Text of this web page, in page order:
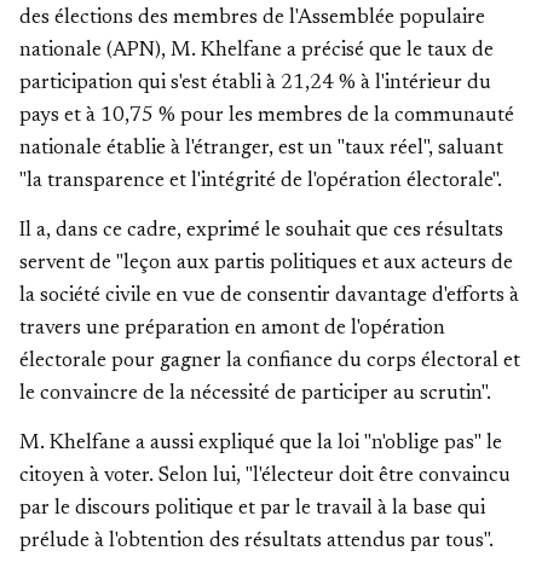
des élections des membres de l'Assemblée populaire
nationale (APN), M. Khelfane a précisé que le taux de
participation qui s'est établi à 21,24 % à l'intérieur du
pays et à 10,75 % pour les membres de la communauté
nationale établie à l'étranger, est un "taux réel", saluant
"la transparence et l'intégrité de l'opération électorale".
Il a, dans ce cadre, exprimé le souhait que ces résultats
servent de "leçon aux partis politiques et aux acteurs de
la société civile en vue de consentir davantage d'efforts à
travers une préparation en amont de l'opération
électorale pour gagner la confiance du corps électoral et
le convaincre de la nécessité de participer au scrutin".
M. Khelfane a aussi expliqué que la loi "n'oblige pas" le
citoyen à voter. Selon lui, "l'électeur doit être convaincu
par le discours politique et par le travail à la base qui
prélude à l'obtention des résultats attendus par tous".